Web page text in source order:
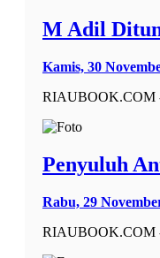
M Adil
Kamis, 30
RIAUBOOK.COM -
Penyuluh
Rabu, 29
RIAUBOOK.COM -